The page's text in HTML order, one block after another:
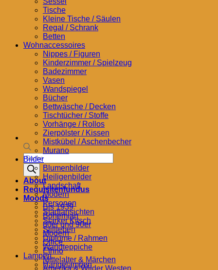
Products
search
About
Requisitenfundus
Moods
Bis 1939
Bohemian
80er und 90er
Modern
Office
Ethno
Mittelalter & Märchen
Amerika & Wilder Westen
Tische
Kleine Tische / Säulen
Regal / Schrank
Betten
Wohnaccessoires
Nippes / Figuren
Kinderzimmer / Spielzeug
Badezimmer
Vasen
Wandspiegel
Bücher
Bettwäsche / Decken
Tischtücher / Stoffe
Vorhänge / Rollos
Zierpölster / Kissen
Mistkübel / Aschenbecher
Murano
Bilder
Blumenbilder
Heiligenbilder
Landschaft
Modern
Personen
Stadtansichten
Starker Kitsch
Stillleben
Diplome / Rahmen
Wandteppiche
Lampen
Hängelampen